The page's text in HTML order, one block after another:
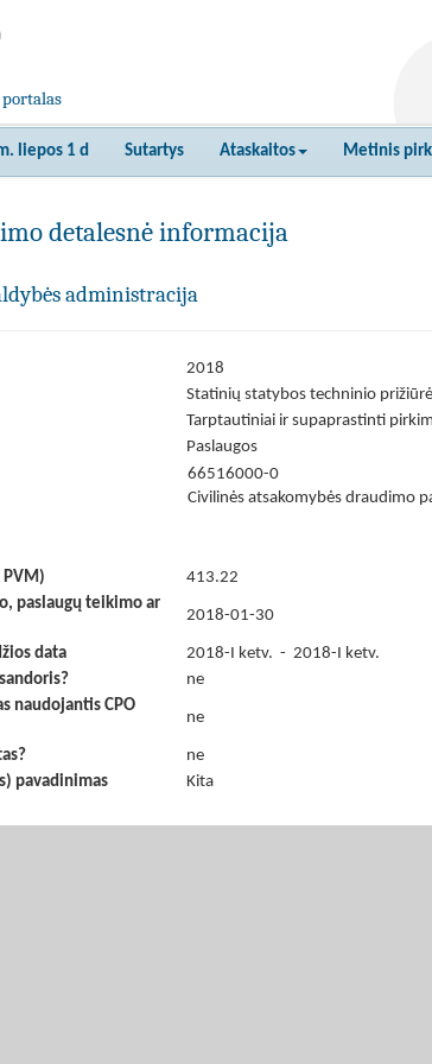
liepos 1 d Sutartys Ataskaitos Metinis
detalesnė informacija
administracija
2018
Statinių statybos techninio
Tarptautiniai ir supaprastinti
Paslaugos
66516000-0
Civilinės atsakomybės draudimo
413.22
paslaugų teikimo ar
2018-01-30
data
2018-I ketv. - 2018-I ketv.
ne
naudojantis CPO
ne
ne
pavadinimas
Kita